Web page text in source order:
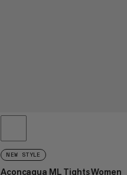
NEW STYLE
Aconcagua ML Tights Women